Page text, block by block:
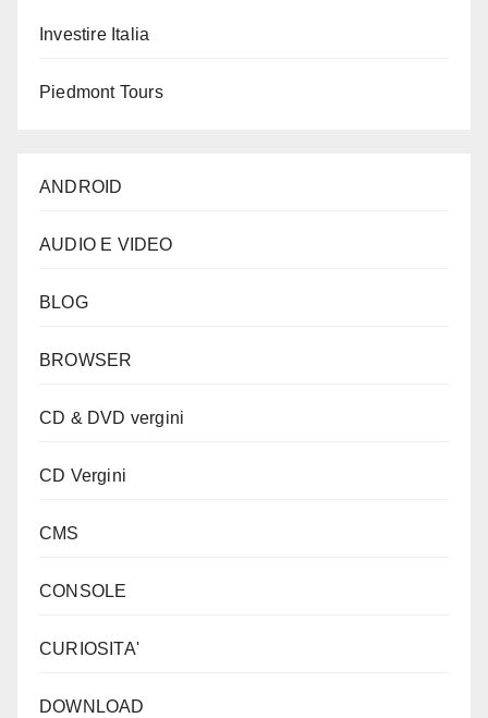
Investire Italia
Piedmont Tours
ANDROID
AUDIO E VIDEO
BLOG
BROWSER
CD & DVD vergini
CD Vergini
CMS
CONSOLE
CURIOSITA'
DOWNLOAD